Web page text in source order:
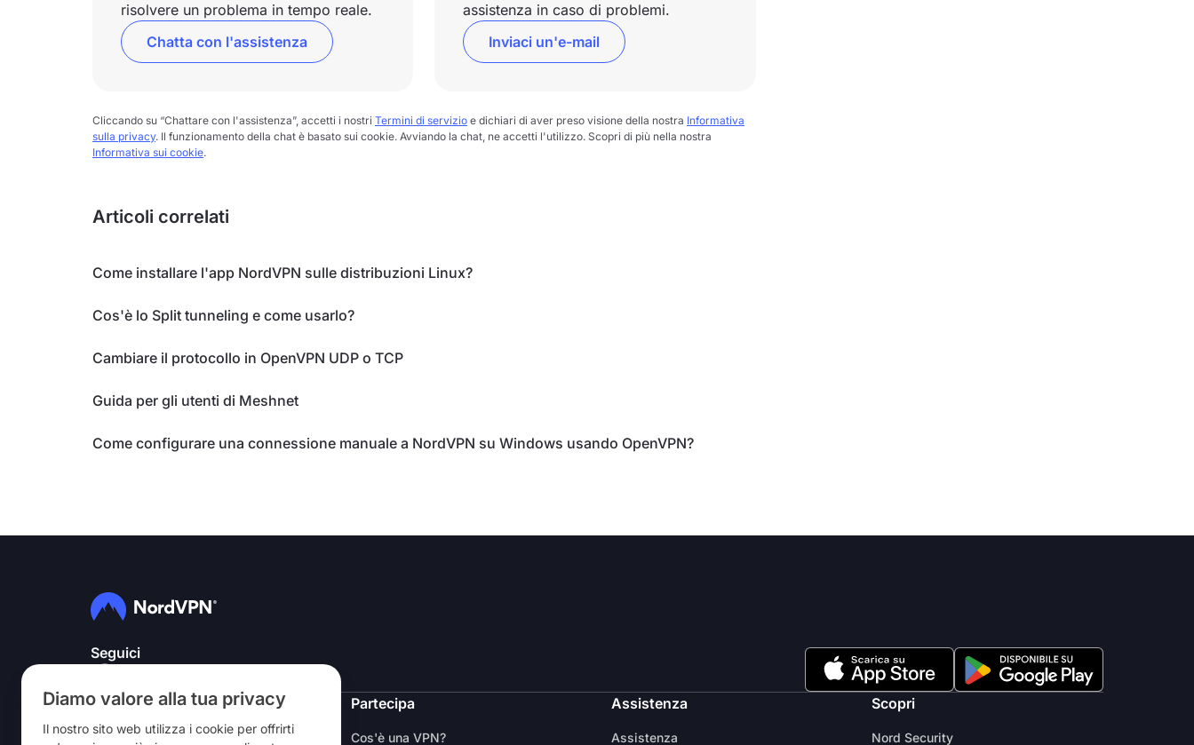
Diamo valore alla tua privacy
Il nostro sito web utilizza i cookie per offrirti
risolvere un problema in tempo reale.
Chatta con l'assistenza
assistenza in caso di problemi.
Inviaci un'e-mail
Cliccando su “Chattare con l'assistenza”, accetti i nostri Termini di servizio e dichiari di aver preso visione della nostra Informativa
sulla privacy. Il funzionamento della chat è basato sui cookie. Avviando la chat, ne accetti l'utilizzo. Scopri di più nella nostra
Informativa sui cookie.
Articoli correlati
Come installare l'app NordVPN sulle distribuzioni Linux?
Cos'è lo Split tunneling e come usarlo?
Cambiare il protocollo in OpenVPN UDP o TCP
Guida per gli utenti di Meshnet
Come configurare una connessione manuale a NordVPN su Windows usando OpenVPN?
Seguici
NordVPN
Chi siamo
Partecipa
Cos'è una VPN?
Assistenza
Assistenza
Scopri
Nord Security